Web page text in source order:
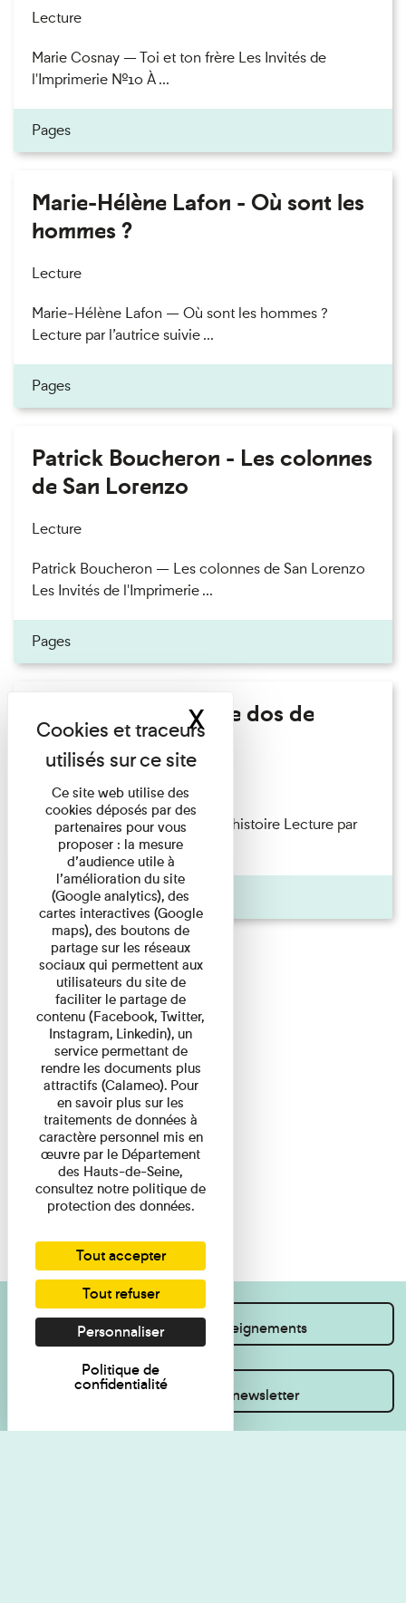
Lecture
Marie Cosnay — Toi et ton frère Les Invités de
l'Imprimerie n°10 À ...
Pages
Marie-Hélène Lafon - Où sont les
hommes ?
Lecture
Marie-Hélène Lafon — Où sont les hommes ?
Lecture par l’autrice suivie ...
Pages
Patrick Boucheron - Les colonnes
de San Lorenzo
Lecture
Patrick Boucheron — Les colonnes de San Lorenzo
Les Invités de l'Imprimerie ...
Pages
Philippe Artières - Le dos de
l'histoire
Lecture
Philippe Artières — Le dos de l’histoire Lecture par
l’auteur accompagné de ...
Pages
Je souhaite des renseignements
Inscrivez-vous à la newsletter
Ce site web utilise des
cookies déposés par des
partenaires pour vous
proposer : la mesure
d’audience utile à
l’amélioration du site
(Google analytics), des
cartes interactives (Google
maps), des boutons de
partage sur les réseaux
sociaux qui permettent aux
utilisateurs du site de
faciliter le partage de
contenu (Facebook, Twitter,
Instagram, Linkedin), un
service permettant de
rendre les documents plus
attractifs (Calameo). Pour
en savoir plus sur les
traitements de données à
caractère personnel mis en
œuvre par le Département
des Hauts-de-Seine,
consultez notre politique de
protection des données.
Tout accepter
Tout refuser
Personnaliser
Politique de
confidentialité
XMasquer le